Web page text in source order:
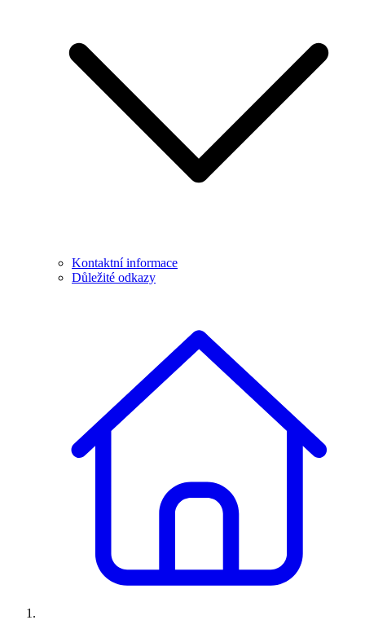
Kontaktní informace
Důležité odkazy